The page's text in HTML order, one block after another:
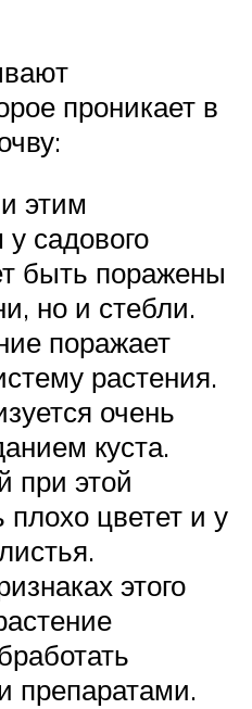
проникает в
этим
садового
быть поражены
но и стебли.
поражает
растения.
очень
куста.
при этой
плохо цветет и у
этого
препаратами.